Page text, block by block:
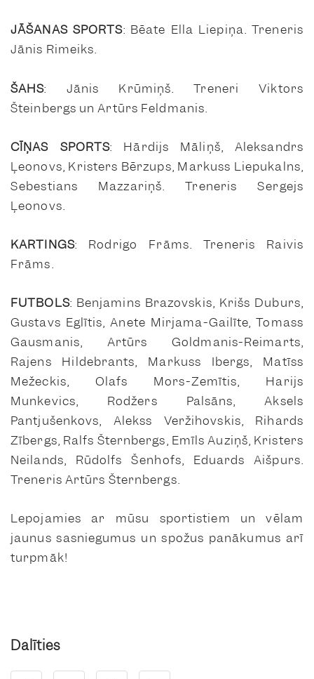
JĀŠANAS SPORTS: Bēate Ella Liepiņa. Treneris
Jānis Rimeiks.
ŠAHS: Jānis Krūmiņš. Treneri Viktors
Šteinbergs un Artūrs Feldmanis.
CĪŅAS SPORTS: Hārdijs Māliņš, Aleksandrs
Ļeonovs, Kristers Bērzups, Markuss Liepukalns,
Sebestians Mazzariņš. Treneris Sergejs
Ļeonovs.
KARTINGS: Rodrigo Frāms. Treneris Raivis
Frāms.
FUTBOLS: Benjamins Brazovskis, Krišs Duburs,
Gustavs Eglītis, Anete Mirjama-Gailīte, Tomass
Gausmanis, Artūrs Goldmanis-Reimarts,
Rajens Hildebrants, Markuss Ibergs, Matīss
Mežeckis, Olafs Mors-Zemītis, Harijs
Munkevics, Rodžers Palsāns, Aksels
Pantjušenkovs, Alekss Veržihovskis, Rihards
Zībergs, Ralfs Šternbergs, Emīls Auziņš, Kristers
Neilands, Rūdolfs Šenhofs, Eduards Aišpurs.
Treneris Artūrs Šternbergs.
Lepojamies ar mūsu sportistiem un vēlam
jaunus sasniegumus un spožus panākumus arī
turpmāk!
Dalīties